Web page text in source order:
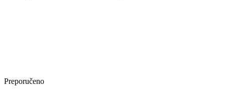
Preporučeno